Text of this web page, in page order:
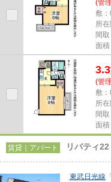
(管
敷
所
間
面
3.3
(管
敷
所
間
面
賃貸｜アパート リバティ
東武日光線 「